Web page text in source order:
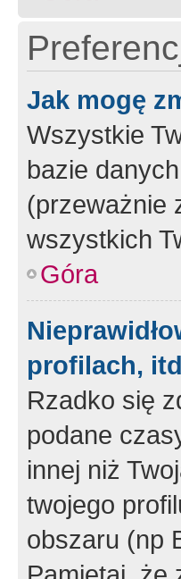
Jak mogę
Wszystkie
bazie
(przeważnie
wszystkich
Góra
profilach,
Rzadko się
podane
innej niż
twojego
obszaru (np